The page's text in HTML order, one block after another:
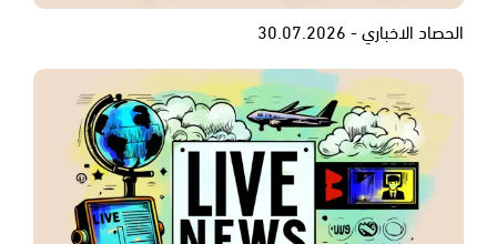
الحصاد الاخباري - 30.07.2026